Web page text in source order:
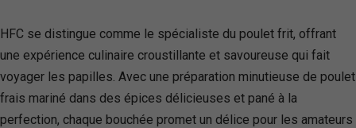
HFC se distingue comme le spécialiste du poulet frit, offrant
une expérience culinaire croustillante et savoureuse qui fait
voyager les papilles. Avec une préparation minutieuse de poulet
frais mariné dans des épices délicieuses et pané à la
perfection, chaque bouchée promet un délice pour les amateurs